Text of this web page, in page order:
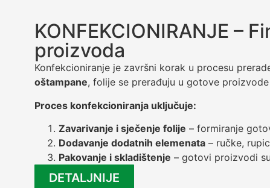
KONFEKCIONIRANJE –
proizvoda
Konfekcioniranje je završni korak u procesu
oštampane, folije se prerađuju u gotove
Proces konfekcioniranja uključuje:
Zavarivanje i sječenje folije – formiranje
Dodavanje dodatnih elemenata – ručke,
Pakovanje i skladištenje – gotovi proizvodi
DETALJNIJE